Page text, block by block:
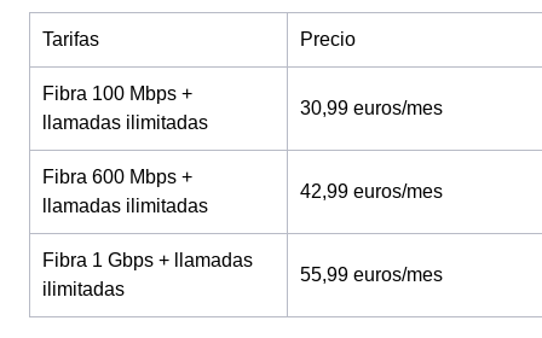
Tarifas Precio
Fibra 100 Mbps +
llamadas ilimitadas
30,99 euros/mes
Fibra 600 Mbps +
llamadas ilimitadas
42,99 euros/mes
Fibra 1 Gbps + llamadas
ilimitadas
55,99 euros/mes